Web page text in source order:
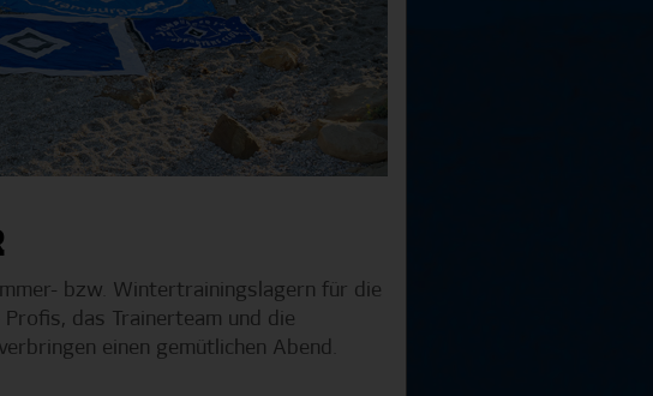
bzw. Wintertrainingslagern für die
das Trainerteam und die
einen gemütlichen Abend.